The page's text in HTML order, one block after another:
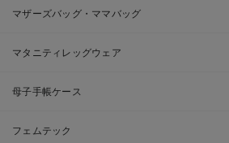
マザーズバッグ・ママバッグ
マタニティレッグウェア
母子手帳ケース
フェムテック